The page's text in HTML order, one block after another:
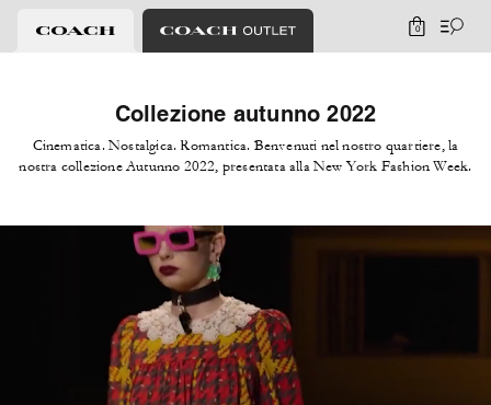
0
Collezione autunno 2022
Cinematica. Nostalgica. Romantica. Benvenuti nel nostro quartiere, la
nostra collezione Autunno 2022, presentata alla New York Fashion Week.